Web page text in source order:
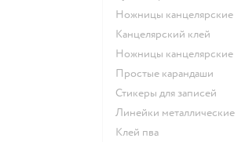
Ножницы канцелярские
Канцелярский клей
Ножницы канцелярские
Простые карандаши
Стикеры для записей
Линейки металлические
Клей пва